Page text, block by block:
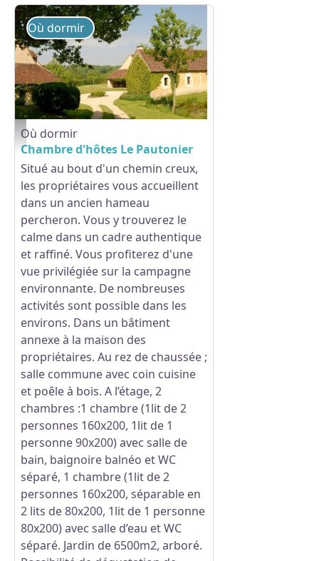
Le Pautonier - ST AUBIN DES GROIS
Où dormir
Où dormir
Chambre d'hôtes Le Pautonier
Situé au bout d'un chemin creux,
les propriétaires vous accueillent
dans un ancien hameau
percheron. Vous y trouverez le
calme dans un cadre authentique
et raffiné. Vous profiterez d'une
vue privilégiée sur la campagne
environnante. De nombreuses
activités sont possible dans les
environs. Dans un bâtiment
annexe à la maison des
propriétaires. Au rez de chaussée ;
salle commune avec coin cuisine
et poêle à bois. A l’étage, 2
chambres :1 chambre (1lit de 2
personnes 160x200, 1lit de 1
personne 90x200) avec salle de
bain, baignoire balnéo et WC
séparé, 1 chambre (1lit de 2
personnes 160x200, séparable en
2 lits de 80x200, 1lit de 1 personne
80x200) avec salle d’eau et WC
séparé. Jardin de 6500m2, arboré.